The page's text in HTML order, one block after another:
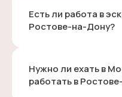
Есть ли работа в
Ростове-на-Дону?
Нужно ли ехать в
работать в